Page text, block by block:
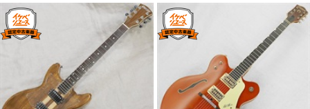
DTM オンライン納品
配信/ライブ機器 楽器アクセサリ